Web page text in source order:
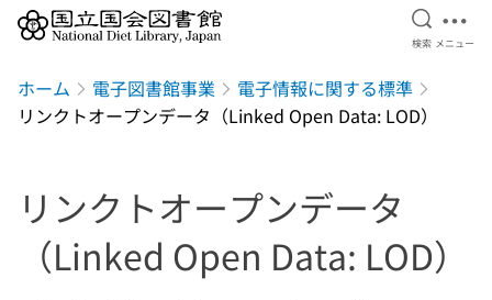
検索を
検索 メ
メニュー
ホーム 電子図書館事業
電子情報に関する標準
リンクトオープンデータ（Linked Open Data: LOD）
リンクトオープンデータ
（Linked Open Data: LOD）